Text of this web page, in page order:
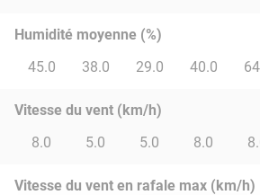
Humidité moyenne (%)
45.0
38.0 29.0 40.0
Vitesse du vent (km/h)
8.0
5.0 5.0 8.0
Vitesse du vent en rafale max (km/h)